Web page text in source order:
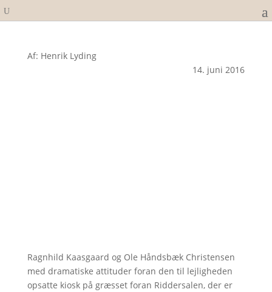
Af: Henrik Lyding
14. juni 2016
Ragnhild Kaasgaard og Ole Håndsbæk Christensen
med dramatiske attituder foran den til lejligheden
opsatte kiosk på græsset foran Riddersalen, der er